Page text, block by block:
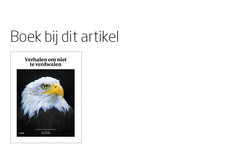
Boek bij dit artikel